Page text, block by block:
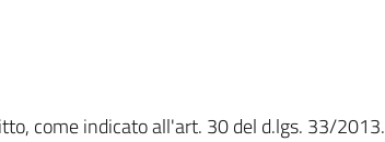
come indicato all'art. 30 del d.lgs. 33/2013.